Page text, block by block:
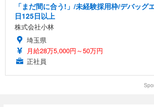
「まだ間に合う!」/未経験採用枠/デバッグ
日125日以上
株式会社小林
埼玉県
月給28万5,000円～50万円
正社員